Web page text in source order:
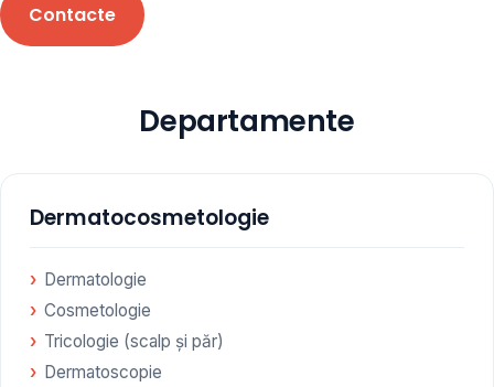
Programare
Contacte
Departamente
Dermatocosmetologie
Dermatologie
Cosmetologie
Tricologie (scalp și păr)
Dermatoscopie